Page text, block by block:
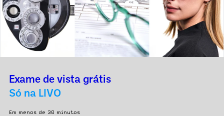
Exame de vista grátis
Só na LIVO
Em menos de 30 minutos